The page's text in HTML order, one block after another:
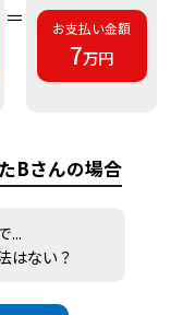
＝ お支払い金額
7万円
Bさんの場合
...
はない？